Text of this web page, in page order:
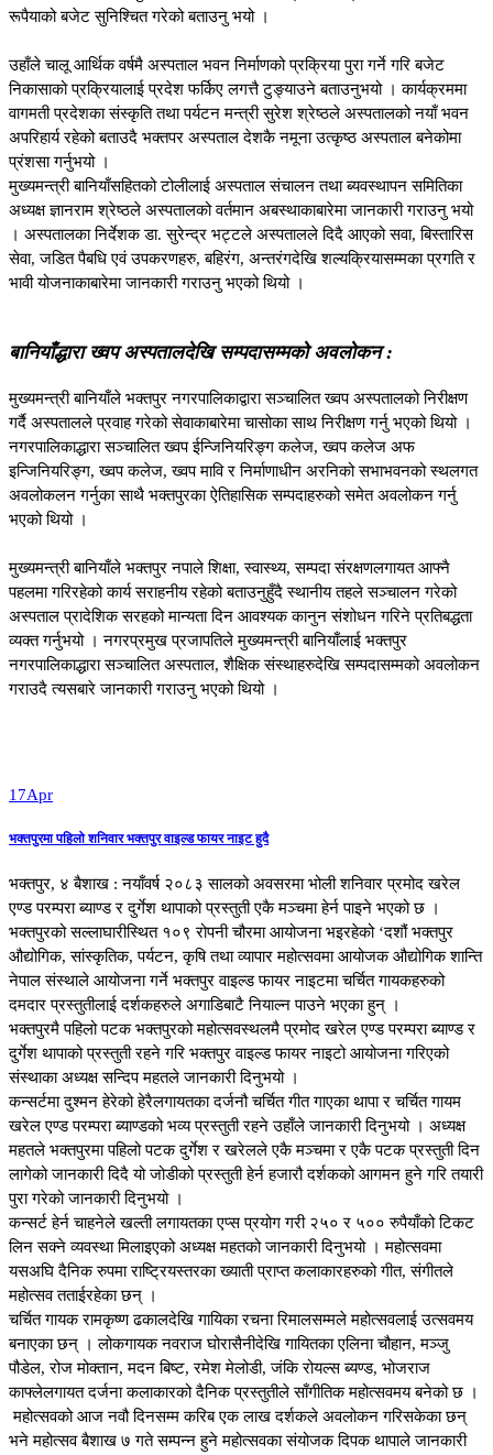
रूपैयाको बजेट सुनिश्चित गरेको बताउनु भयो ।
उहाँले चालू आर्थिक वर्षमै अस्पताल भवन निर्माणको प्रक्रिया पुरा गर्ने गरि बजेट
निकासाको प्रक्रियालाई प्रदेश फर्किए लगत्तै टुङ्याउने बताउनुभयो । कार्यक्रममा
वागमती प्रदेशका संस्कृति तथा पर्यटन मन्त्री सुरेश श्रेष्ठले अस्पतालको नयाँ भवन
अपरिहार्य रहेको बताउदै भक्तपर अस्पताल देशकै नमूना उत्कृष्ठ अस्पताल बनेकोमा
प्रंशसा गर्नुभयो ।
मुख्यमन्त्री बानियाँसहितको टोलीलाई अस्पताल संचालन तथा ब्यवस्थापन समितिका
अध्यक्ष ज्ञानराम श्रेष्ठले अस्पतालको वर्तमान अबस्थाकाबारेमा जानकारी गराउनु भयो
। अस्पतालका निर्देशक डा. सुरेन्द्र भट्टले अस्पतालले दिदै आएको सवा, बिस्तारिस
सेवा, जडित पैबधि एवं उपकरणहरु, बहिरंग, अन्तरंगदेखि शल्यक्रियासम्मका प्रगति र
भावी योजनाकाबारेमा जानकारी गराउनु भएको थियो ।
बानियाँद्धारा ख्वप अस्पतालदेखि सम्पदासम्मको अवलोकन :
मुख्यमन्त्री बानियाँले भक्तपुर नगरपालिकाद्वारा सञ्चालित ख्वप अस्पतालको निरीक्षण
गर्दै अस्पतालले प्रवाह गरेको सेवाकाबारेमा चासोका साथ निरीक्षण गर्नु भएको थियो ।
नगरपालिकाद्धारा सञ्चालित ख्वप ईन्जिनियरिङ्ग कलेज, ख्वप कलेज अफ
इन्जिनियरिङ्ग, ख्वप कलेज, ख्वप मावि र निर्माणाधीन अरनिको सभाभवनको स्थलगत
अवलोकलन गर्नुका साथै भक्तपुरका ऐतिहासिक सम्पदाहरुको समेत अवलोकन गर्नु
भएको थियो ।
मुख्यमन्त्री बानियाँले भक्तपुर नपाले शिक्षा, स्वास्थ्य, सम्पदा संरक्षणलगायत आफ्नै
पहलमा गरिरहेको कार्य सराहनीय रहेको बताउनुहुँदै स्थानीय तहले सञ्चालन गरेको
अस्पताल प्रादेशिक सरहको मान्यता दिन आवश्यक कानुन संशोधन गरिने प्रतिबद्धता
व्यक्त गर्नुभयो । नगरप्रमुख प्रजापतिले मुख्यमन्त्री बानियाँलाई भक्तपुर
नगरपालिकाद्धारा सञ्चालित अस्पताल, शैक्षिक संस्थाहरुदेखि सम्पदासम्मको अवलोकन
गराउदै त्यसबारे जानकारी गराउनु भएको थियो ।
17Apr
भक्तपुरमा पहिलो शनिवार भक्तपुर वाइल्ड फायर नाइट हुदै
भक्तपुर, ४ बैशाख : नयाँवर्ष २०८३ सालको अवसरमा भोली शनिवार प्रमोद खरेल
एण्ड परम्परा ब्याण्ड र दुर्गेश थापाको प्रस्तुती एकै मञ्चमा हेर्न पाइने भएको छ ।
भक्तपुरको सल्लाघारीस्थित १०९ रोपनी चौरमा आयोजना भइरहेको ‘दशौं भक्तपुर
औद्योगिक, सांस्कृतिक, पर्यटन, कृषि तथा व्यापार महोत्सवमा आयोजक औद्योगिक शान्ति
नेपाल संस्थाले आयोजना गर्ने भक्तपुर वाइल्ड फायर नाइटमा चर्चित गायकहरुको
दमदार प्रस्तुतीलाई दर्शकहरुले अगाडिबाटै नियाल्न पाउने भएका हुन् ।
भक्तपुरमै पहिलो पटक भक्तपुरको महोत्सवस्थलमै प्रमोद खरेल एण्ड परम्परा ब्याण्ड र
दुर्गेश थापाको प्रस्तुती रहने गरि भक्तपुर वाइल्ड फायर नाइटो आयोजना गरिएको
संस्थाका अध्यक्ष सन्दिप महतले जानकारी दिनुभयो ।
कन्सर्टमा दुश्मन हेरेको हेरैलगायतका दर्जनौ चर्चित गीत गाएका थापा र चर्चित गायम
खरेल एण्ड परम्परा ब्याण्डको भव्य प्रस्तुती रहने उहाँले जानकारी दिनुभयो । अध्यक्ष
महतले भक्तपुरमा पहिलो पटक दुर्गेश र खरेलले एकै मञ्चमा र एकै पटक प्रस्तुती दिन
लागेको जानकारी दिदै यो जोडीको प्रस्तुती हेर्न हजारौ दर्शकको आगमन हुने गरि तयारी
पुरा गरेको जानकारी दिनुभयो ।
कन्सर्ट हेर्न चाहनेले खल्ती लगायतका एप्स प्रयोग गरी २५० र ५०० रुपैयाँको टिकट
लिन सक्ने व्यवस्था मिलाइएको अध्यक्ष महतको जानकारी दिनुभयो । महोत्सवमा
यसअघि दैनिक रुपमा राष्ट्रियस्तरका ख्याती प्राप्त कलाकारहरुको गीत, संगीतले
महोत्सव तताईरहेका छन् ।
चर्चित गायक रामकृष्ण ढकालदेखि गायिका रचना रिमालसम्मले महोत्सवलाई उत्सवमय
बनाएका छन् । लोकगायक नवराज घोरासैनीदेखि गायितका एलिना चौहान, मञ्जु
पौडेल, रोज मोक्तान, मदन बिष्ट, रमेश मेलोडी, जंकि रोयल्स ब्यण्ड, भोजराज
काफ्लेलगायत दर्जना कलाकारको दैनिक प्रस्तुतीले साँगीतिक महोत्सवमय बनेको छ ।
महोत्सवको आज नवौ दिनसम्म करिब एक लाख दर्शकले अवलोकन गरिसकेका छन्
भने महोत्सव बैशाख ७ गते सम्पन्न हुने महोत्सवका संयोजक दिपक थापाले जानकारी